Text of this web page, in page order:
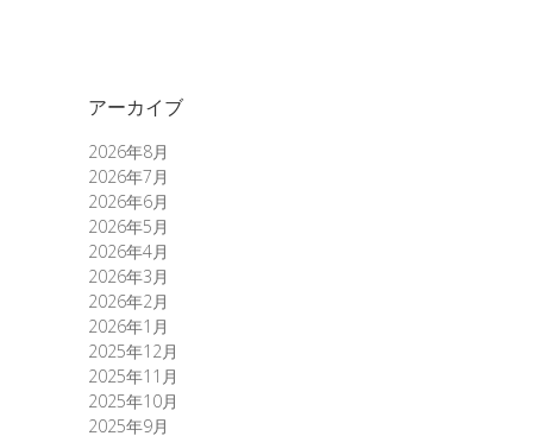
アーカイブ
2026年8月
2026年7月
2026年6月
2026年5月
2026年4月
2026年3月
2026年2月
2026年1月
2025年12月
2025年11月
2025年10月
2025年9月